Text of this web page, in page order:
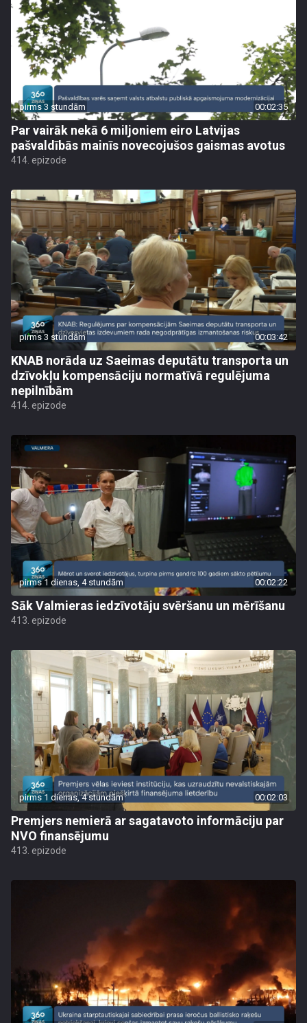
pirms 3 stundām 00:02:35
Par vairāk nekā 6 miljoniem eiro Latvijas
pašvaldībās mainīs novecojušos gaismas avotus
414. epizode
pirms 3 stundām 00:03:42
KNAB norāda uz Saeimas deputātu transporta un
dzīvokļu kompensāciju normatīvā regulējuma
nepilnībām
414. epizode
pirms 1 dienas, 4 stundām 00:02:22
Sāk Valmieras iedzīvotāju svēršanu un mērīšanu
413. epizode
pirms 1 dienas, 4 stundām 00:02:03
Premjers nemierā ar sagatavoto informāciju par
NVO finansējumu
413. epizode